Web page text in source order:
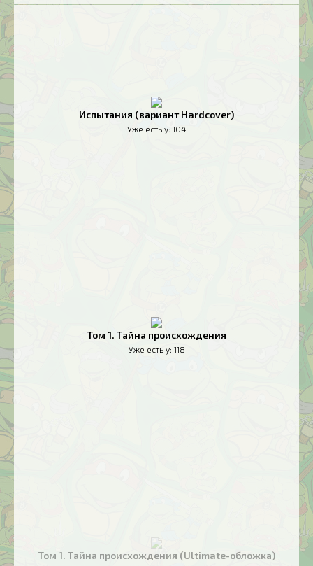
Испытания (вариант Hardcover)
Уже есть у: 104
Том 1. Тайна происхождения
Уже есть у: 118
Том 1. Тайна происхождения (Ultimate-обложка)